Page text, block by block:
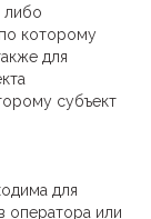
либо
которому
для
субъект
для
оператора или